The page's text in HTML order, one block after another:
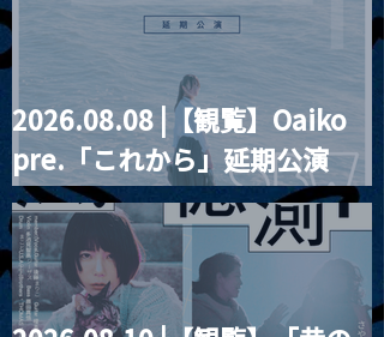
2026.08.08 |【観覧】Oaiko
pre.「これから」延期公演
Blurred City Lights × 17歳
とベルリンの壁